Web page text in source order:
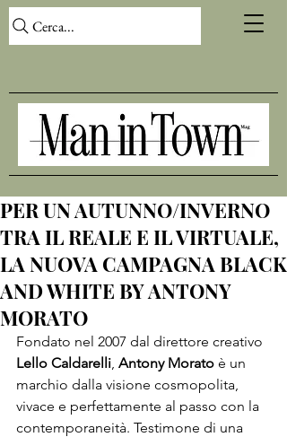
Cerca...
PER UN AUTUNNO/INVERNO
TRA IL REALE E IL VIRTUALE,
LA NUOVA CAMPAGNA BLACK
AND WHITE BY ANTONY
MORATO
Fondato nel 2007 dal direttore creativo
Lello Caldarelli, Antony Morato è un
marchio dalla visione cosmopolita,
vivace e perfettamente al passo con la
contemporaneità. Testimone di una